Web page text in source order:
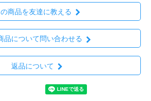
の商品を友達に教える
品について問い合わせる
返品について